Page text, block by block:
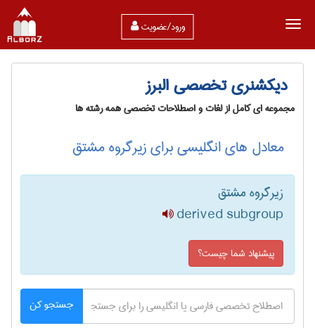
ورود/عضویت
دیکشنری تخصصی البرز
مجموعه ای کامل از لغات و اصطلاحات تخصصی همه رشته ها
معادل های انگلیسی برای زیرگروه مشتق
زیرگروه مشتق
derived subgroup
پیشنهاد شما چیست؟
جستجو کن